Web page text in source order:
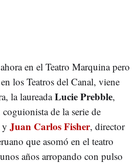
en el Teatro Marquina pero
los Teatros del Canal, viene
la laureadaLucie Prebble,
de la serie de
y Juan Carlos Fisher, director
que asomó en el teatro
años arropando con pulso